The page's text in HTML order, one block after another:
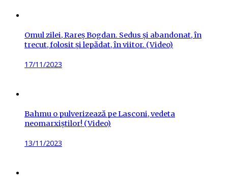
Omul zilei, Rareș Bogdan. Sedus și abandonat, în
trecut, folosit și lepădat, în viitor. (Video)
Posted
17/11/2023
Bahmu o pulverizează pe Lasconi, vedeta
neomarxiștilor! (Video)
Posted
13/11/2023